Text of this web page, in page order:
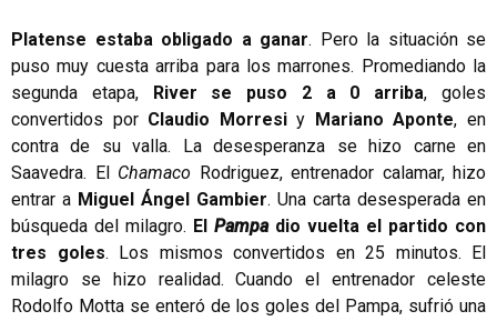
Platense estaba obligado a ganar. Pero la situación se
puso muy cuesta arriba para los marrones. Promediando la
segunda etapa, River se puso 2 a 0 arriba, goles
convertidos por Claudio Morresiy Mariano Aponte, en
contra de su valla. La desesperanza se hizo carne en
Saavedra. El Chamaco Rodriguez, entrenador calamar, hizo
entrar a Miguel Ángel Gambier. Una carta desesperada en
búsqueda del milagro. El Pampadio vuelta el partido con
tres goles. Los mismos convertidos en 25 minutos. El
milagro se hizo realidad. Cuando el entrenador celeste
Rodolfo Motta se enteró de los goles del Pampa, sufrió una